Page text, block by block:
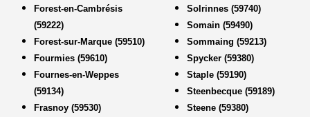
Forest-en-Cambrésis
(59222)
Forest-sur-Marque (59510)
Fourmies (59610)
Fournes-en-Weppes
(59134)
Frasnoy (59530)
Solrinnes (59740)
Somain (59490)
Sommaing (59213)
Spycker (59380)
Staple (59190)
Steenbecque (59189)
Steene (59380)